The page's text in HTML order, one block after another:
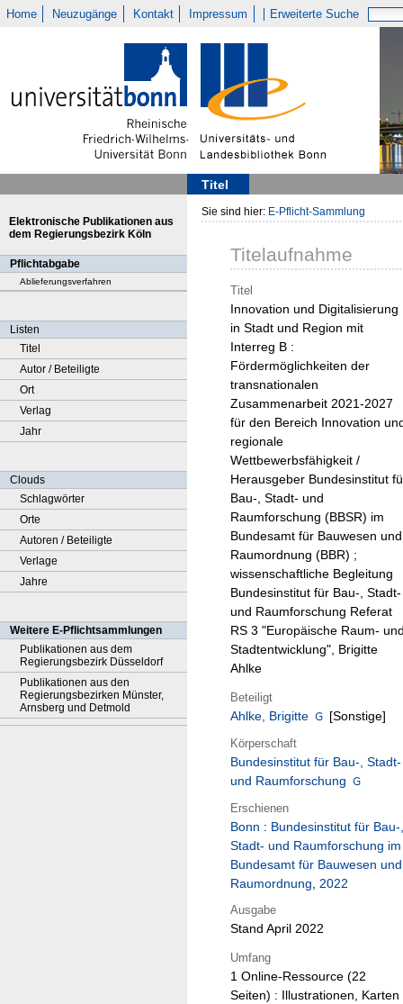
Home Neuzugänge Kontakt Impressum Erweiterte Suche
Titel
Elektronische Publikationen aus
dem Regierungsbezirk Köln
Pflichtabgabe
Ablieferungsverfahren
Listen
Titel
Autor / Beteiligte
Ort
Verlag
Jahr
Clouds
Schlagwörter
Orte
Autoren / Beteiligte
Verlage
Jahre
Weitere E-Pflichtsammlungen
Publikationen aus dem
Regierungsbezirk Düsseldorf
Publikationen aus den
Regierungsbezirken Münster,
Arnsberg und Detmold
Sie sind hier: E-Pflicht-Sammlung
Titelaufnahme
Titel
Innovation und Digitalisierung
in Stadt und Region mit
Interreg B :
Fördermöglichkeiten der
transnationalen
Zusammenarbeit 2021-2027
für den Bereich Innovation
regionale
Wettbewerbsfähigkeit /
Herausgeber Bundesinstitut
Bau-, Stadt- und
Raumforschung (BBSR) im
Bundesamt für Bauwesen und
Raumordnung (BBR) ;
wissenschaftliche Begleitung
Bundesinstitut für Bau-, Stadt-
und Raumforschung Referat
RS 3 "Europäische Raum-
Stadtentwicklung", Brigitte
Ahlke
Beteiligt
Ahlke, Brigitte [Sonstige]
Körperschaft
Bundesinstitut für Bau-, Stadt-
und Raumforschung
Erschienen
Bonn : Bundesinstitut für Bau-,
Stadt- und Raumforschung im
Bundesamt für Bauwesen und
Raumordnung, 2022
Ausgabe
Stand April 2022
Umfang
1 Online-Ressource (22
Seiten) : Illustrationen, Karten